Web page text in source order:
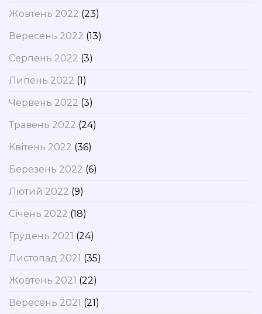
Жовтень 2022 (23)
Вересень 2022 (13)
Серпень 2022 (3)
Липень 2022 (1)
Червень 2022 (3)
Травень 2022 (24)
Квітень 2022 (36)
Березень 2022 (6)
Лютий 2022 (9)
Січень 2022 (18)
Грудень 2021 (24)
Листопад 2021 (35)
Жовтень 2021 (22)
Вересень 2021 (21)